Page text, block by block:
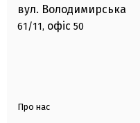
вул. Володимирська
61/11, офіс 50
Про нас